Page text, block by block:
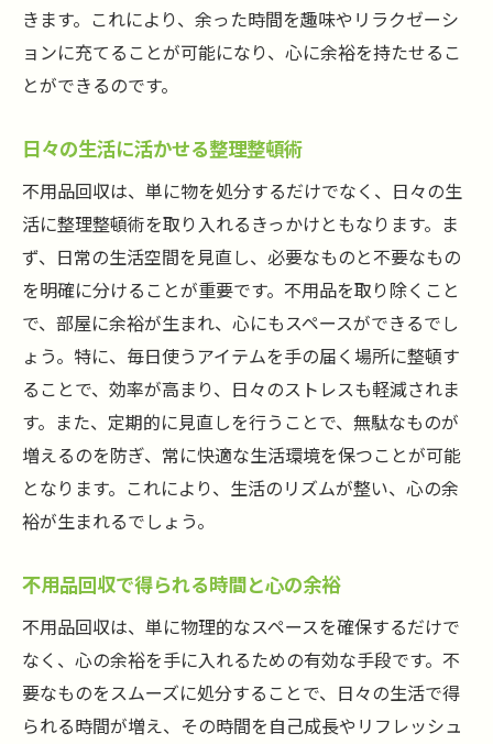
きます。これにより、余った時間を趣味やリラクゼーシ
ョンに充てることが可能になり、心に余裕を持たせるこ
とができるのです。
日々の生活に活かせる整理整頓術
不用品回収は、単に物を処分するだけでなく、日々の生
活に整理整頓術を取り入れるきっかけともなります。ま
ず、日常の生活空間を見直し、必要なものと不要なもの
を明確に分けることが重要です。不用品を取り除くこと
で、部屋に余裕が生まれ、心にもスペースができるでし
ょう。特に、毎日使うアイテムを手の届く場所に整頓す
ることで、効率が高まり、日々のストレスも軽減されま
す。また、定期的に見直しを行うことで、無駄なものが
増えるのを防ぎ、常に快適な生活環境を保つことが可能
となります。これにより、生活のリズムが整い、心の余
裕が生まれるでしょう。
不用品回収で得られる時間と心の余裕
不用品回収は、単に物理的なスペースを確保するだけで
なく、心の余裕を手に入れるための有効な手段です。不
要なものをスムーズに処分することで、日々の生活で得
られる時間が増え、その時間を自己成長やリフレッシュ